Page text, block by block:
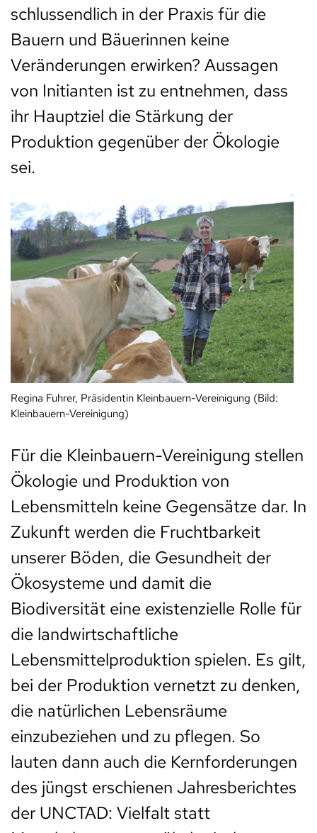
schlussendlich in der Praxis für die
Bauern und Bäuerinnen keine
Veränderungen erwirken? Aussagen
von Initianten ist zu entnehmen, dass
ihr Hauptziel die Stärkung der
Produktion gegenüber der Ökologie
sei.
Regina Fuhrer, Präsidentin Kleinbauern-Vereinigung (Bild:
Kleinbauern-Vereinigung)
Für die Kleinbauern-Vereinigung stellen
Ökologie und Produktion von
Lebensmitteln keine Gegensätze dar. In
Zukunft werden die Fruchtbarkeit
unserer Böden, die Gesundheit der
Ökosysteme und damit die
Biodiversität eine existenzielle Rolle für
die landwirtschaftliche
Lebensmittelproduktion spielen. Es gilt,
bei der Produktion vernetzt zu denken,
die natürlichen Lebensräume
einzubeziehen und zu pflegen. So
lauten dann auch die Kernforderungen
des jüngst erschienen Jahresberichtes
der UNCTAD: Vielfalt statt